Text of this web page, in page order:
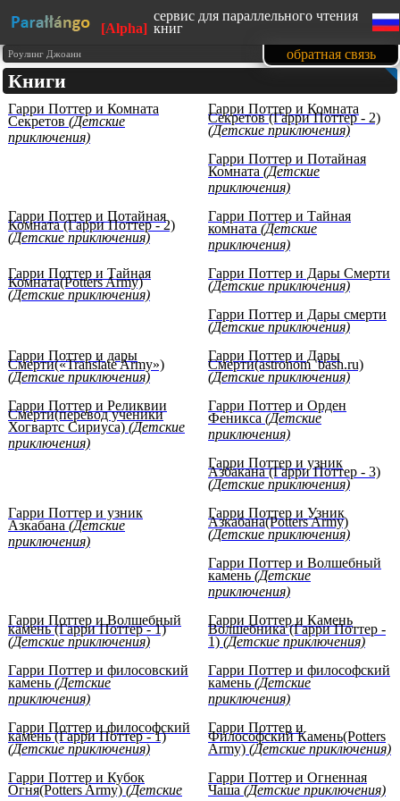
[Alpha]
сервис для параллельного чтения
книг
сайт адаптирован под мобильные
устройства
любимые книги
1500 книг в нашей базе на данный
тексты произведений
представлены с образовательной
целью (изучение иностранных
обратная связь
Роулинг Джоанн
Книги
Гарри Поттер и Комната
Секретов (Детские
приключения)
Гарри Поттер и Комната
Секретов (Гарри Поттер - 2)
(Детские приключения)
Гарри Поттер и Потайная
Комната (Детские
приключения)
Гарри Поттер и Потайная
Комната (Гарри Поттер - 2)
(Детские приключения)
Гарри Поттер и Тайная
комната (Детские
приключения)
Гарри Поттер и Тайная
Комната(Potters Army)
(Детские приключения)
Гарри Поттер и Дары Cмерти
(Детские приключения)
Гарри Поттер и Дары смерти
(Детские приключения)
Гарри Поттер и дары
Смерти(«Translate Army»)
(Детские приключения)
Гарри Поттер и Дары
Смерти(astronom_bash.ru)
(Детские приключения)
Гарри Поттер и Реликвии
Смерти(перевод ученики
Хогвартс Сириуса) (Детские
приключения)
Гарри Поттер и Орден
Феникса (Детские
приключения)
Гарри Поттер и узник
Азбакана (Гарри Поттер - 3)
(Детские приключения)
Гарри Поттер и узник
Азкабана (Детские
приключения)
Гарри Поттер и Узник
Азкабана(Potters Army)
(Детские приключения)
Гарри Поттер и Волшебный
камень (Детские
приключения)
Гарри Поттер и Волшебный
камень (Гарри Поттер - 1)
(Детские приключения)
Гарри Поттер и Камень
Волшебника (Гарри Поттер -
1) (Детские приключения)
Гарри Поттер и филосовский
камень (Детские
приключения)
Гарри Поттер и философский
камень (Детские
приключения)
Гарри Поттер и философский
камень (Гарри Поттер - 1)
(Детские приключения)
Гарри Поттер и
Философский Камень(Potters
Army) (Детские приключения)
Гарри Поттер и Кубок
Огня(Potters Army) (Детские
Гарри Поттер и Огненная
Чаша (Детские приключения)